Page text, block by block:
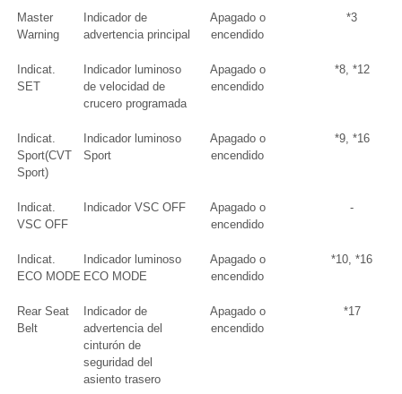
Master
Warning
Indicador de
advertencia principal
Apagado o
encendido
*3
Indicat.
SET
Indicador luminoso
de velocidad de
crucero programada
Apagado o
encendido
*8, *12
Indicat.
Sport(CVT
Sport)
Indicador luminoso
Sport
Apagado o
encendido
*9, *16
Indicat.
VSC OFF
Indicador VSC OFF
Apagado o
encendido
-
Indicat.
ECO MODE
Indicador luminoso
ECO MODE
Apagado o
encendido
*10, *16
Rear Seat
Belt
Indicador de
advertencia del
cinturón de
seguridad del
asiento trasero
Apagado o
encendido
*17